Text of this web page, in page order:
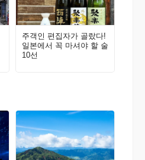
주객인 편집자가 골랐다!
일본에서 꼭 마셔야 할 술
10선